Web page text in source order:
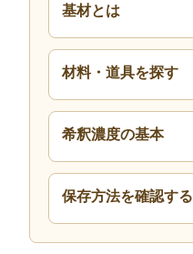
基材とは
材料・道具を探す
希釈濃度の基本
保存方法を確認する